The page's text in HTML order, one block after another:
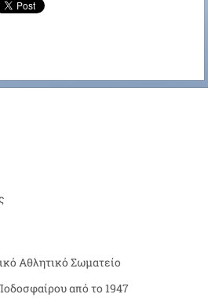
Αθλητικό Σωματείο
από το 1947